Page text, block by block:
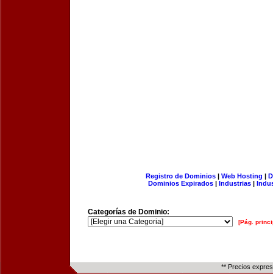
Registro de Dominios| Web Hosting |
Dominios Expirados | Industrias |
Categorías de Dominio:
[Pág.
** Precios